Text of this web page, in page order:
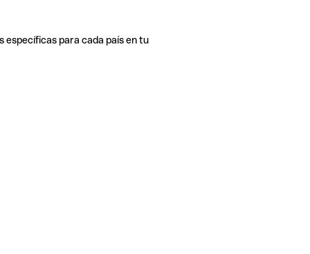
específicas para cada país en tu